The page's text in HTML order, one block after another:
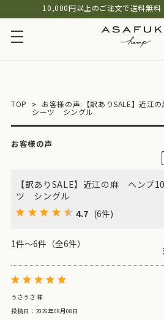
10,000円以上のご注文で送料無料
TOP お客様の声:【訳ありSALE】近
シーツ シングル
お客様の声
【訳ありSALE】近江の麻 ヘンプ
ツ シングル
4.7 (6件)
1件～6件（全6件）
うさうさ 様
投稿日：2026年08月08日